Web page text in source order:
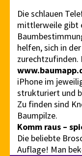
Die schlauen
mittlerweile gibt
helfen, sich in
zurechtzufinden.
iPhone im
strukturiert und
Zu finden sind
Baumpilze.
Komm raus –
Die beliebte
Auflage! Man